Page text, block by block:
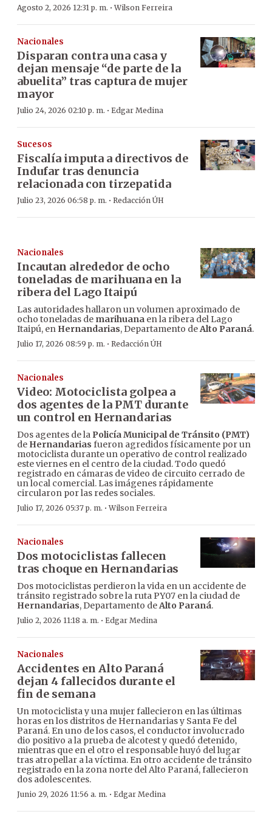
Agosto 2, 2026 12:31 p. m. ·Wilson Ferreira
Nacionales
Disparan contra una casa y
dejan mensaje “de parte de la
abuelita” tras captura de mujer
mayor
Julio 24, 2026 02:10 p. m. · Edgar Medina
Sucesos
Fiscalía imputa a directivos de
Indufar tras denuncia
relacionada con tirzepatida
Julio 23, 2026 06:58 p. m. · Redacción ÚH
Nacionales
Incautan alrededor de ocho
toneladas de marihuana en la
ribera del Lago Itaipú
Las autoridades hallaron un volumen aproximado de
ocho toneladas de marihuana en la ribera del Lago
Itaipú, en Hernandarias, Departamento deAlto Paraná.
Julio 17, 2026 08:59 p. m. · Redacción ÚH
Nacionales
Video: Motociclista golpea a
dos agentes de la PMT durante
un control en Hernandarias
Dos agentes de la Policía Municipal de Tránsito (PMT)
de Hernandarias fueron agredidos físicamente por un
motociclista durante un operativo de control realizado
este viernes en el centro de la ciudad. Todo quedó
registrado en cámaras de video de circuito cerrado de
un local comercial. Las imágenes rápidamente
circularon por las redes sociales.
Julio 17, 2026 05:37 p. m. ·Wilson Ferreira
Nacionales
Dos motociclistas fallecen
tras choque en Hernandarias
Dos motociclistas perdieron la vida en un accidente de
tránsito registrado sobre la ruta PY07 en la ciudad de
Hernandarias, Departamento deAlto Paraná.
Julio 2, 2026 11:18 a. m. · Edgar Medina
Nacionales
Accidentes en Alto Paraná
dejan 4 fallecidos durante el
fin de semana
Un motociclista y una mujer fallecieron en las últimas
horas en los distritos de Hernandarias y Santa Fe del
Paraná. En uno de los casos, el conductor involucrado
dio positivo a la prueba de alcotest y quedó detenido,
mientras que en el otro el responsable huyó del lugar
tras atropellar a la víctima. En otro accidente de tránsito
registrado en la zona norte del Alto Paraná, fallecieron
dos adolescentes.
Junio 29, 2026 11:56 a. m. · Edgar Medina